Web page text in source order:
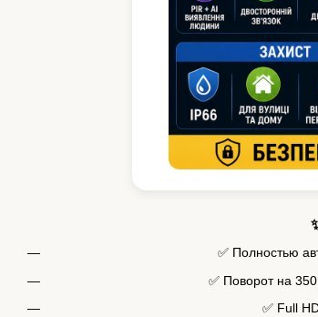
✅ Полностью
✅ Поворот на
✅ Full